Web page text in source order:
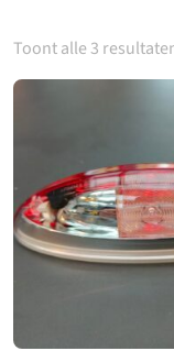
Toont alle 3